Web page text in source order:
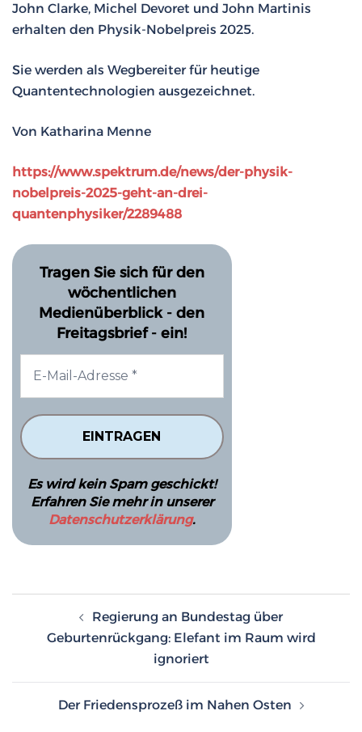
John Clarke, Michel Devoret und John Martinis
erhalten den Physik-Nobelpreis 2025.
Sie werden als Wegbereiter für heutige
Quantentechnologien ausgezeichnet.
Von Katharina Menne
https://www.spektrum.de/news/der-physik-
nobelpreis-2025-geht-an-drei-
quantenphysiker/2289488
Tragen Sie sich für den
wöchentlichen
Medienüberblick - den
Freitagsbrief - ein!
Es wird kein Spam geschickt!
Erfahren Sie mehr in unserer
Datenschutzerklärung.
Regierung an Bundestag über
Geburtenrückgang: Elefant im Raum wird
ignoriert
Der Friedensprozeß im Nahen Osten